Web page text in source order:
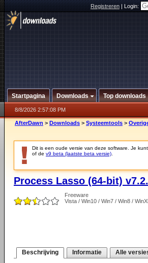
Registreren|Login:
Startpagina Downloads Top downloads
8/8/2026 2:57:08 PM
AfterDawn > Downloads > Systeemtools >
Dit is een oude versie van deze software. Je
of de v9 beta (laatste beta versie)
Process Lasso (64-bit)
Freeware
Vista / Win10 / Win7 / Win8 /
Beschrijving Informatie Alle